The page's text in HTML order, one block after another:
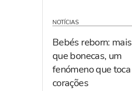
NOTÍCIAS
Bebés reborn: mais
que bonecas, um
fenómeno que toca
corações